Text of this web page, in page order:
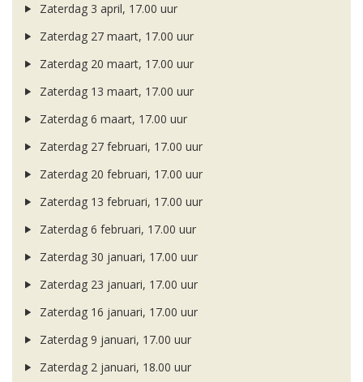
Zaterdag 3 april, 17.00 uur
Zaterdag 27 maart, 17.00 uur
Zaterdag 20 maart, 17.00 uur
Zaterdag 13 maart, 17.00 uur
Zaterdag 6 maart, 17.00 uur
Zaterdag 27 februari, 17.00 uur
Zaterdag 20 februari, 17.00 uur
Zaterdag 13 februari, 17.00 uur
Zaterdag 6 februari, 17.00 uur
Zaterdag 30 januari, 17.00 uur
Zaterdag 23 januari, 17.00 uur
Zaterdag 16 januari, 17.00 uur
Zaterdag 9 januari, 17.00 uur
Zaterdag 2 januari, 18.00 uur